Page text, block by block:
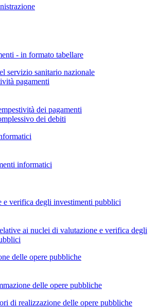
- in formato tabellare
servizio sanitario nazionale
pagamenti
dei pagamenti
dei debiti
informatici
e verifica degli investimenti pubblici
ai nuclei di valutazione e verifica degli
delle opere pubbliche
delle opere pubbliche
di realizzazione delle opere pubbliche